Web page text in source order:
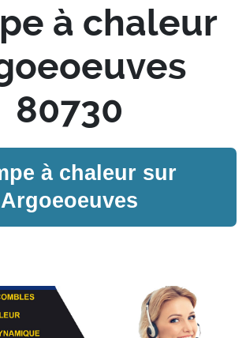
à chaleur
80730
à chaleur sur
Argoeoeuves